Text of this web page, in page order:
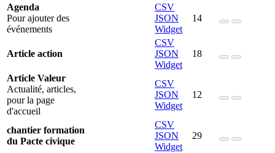
Agenda
Pour ajouter des
événements
CSV
JSON
Widget
14
Article action
CSV
JSON
Widget
18
Article Valeur
Actualité, articles,
pour la page
d'accueil
CSV
JSON
Widget
12
chantier formation
du Pacte civique
CSV
JSON
Widget
29